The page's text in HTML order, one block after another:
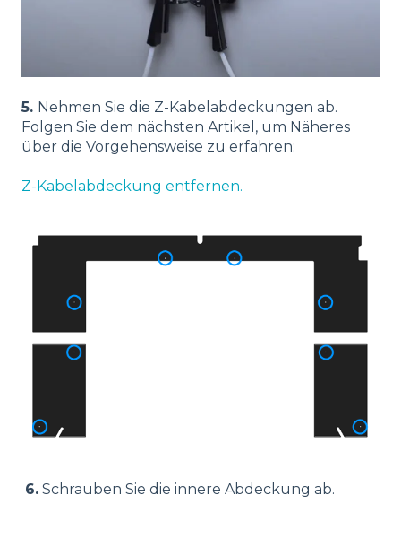
5. Nehmen Sie die Z-Kabelabdeckungen ab.
Folgen Sie dem nächsten Artikel, um Näheres
über die Vorgehensweise zu erfahren:
Z-Kabelabdeckung entfernen.
6. Schrauben Sie die innere Abdeckung ab.